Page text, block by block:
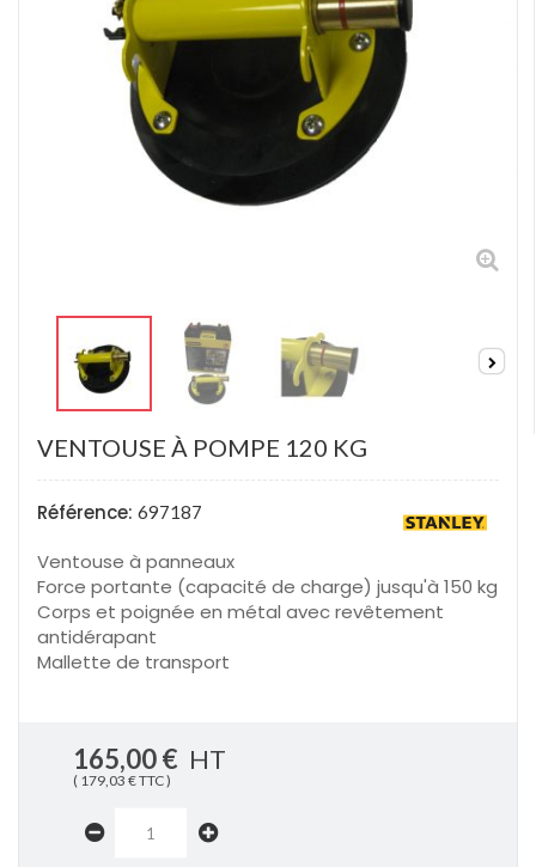
VENTOUSE À POMPE 120 KG
Référence: 697187
Ventouse à panneaux
Force portante (capacité de charge) jusqu'à 150 kg
Corps et poignée en métal avec revêtement
antidérapant
Mallette de transport
165,00 € HT
( 179,03 € TTC )